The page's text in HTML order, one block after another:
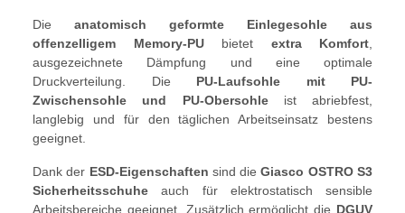
Die anatomisch geformte Einlegesohle aus
offenzelligem Memory-PUbietet extra Komfort
ausgezeichnete Dämpfung und eine optimale
Druckverteilung. Die PU-Laufsohle mit PU-
Zwischensohle und PU-Obersohleist abriebfest,
langlebig und für den täglichen Arbeitseinsatz bestens
geeignet.
Dank der ESD-Eigenschaften sind dieGiasco OSTRO S3
Sicherheitsschuhe auch für elektrostatisch sensible
Arbeitsbereiche geeignet. Zusätzlich ermöglicht die DGUV